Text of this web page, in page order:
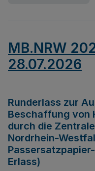
MB.NRW
28.07.2026
Runderlass zur
Beschaffung von
durch die
Nordrhein-
Erlass)